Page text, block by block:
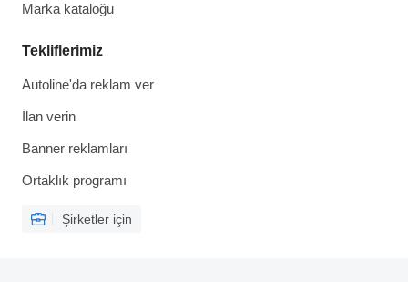
Marka kataloğu
Tekliflerimiz
Autoline'da reklam ver
İlan verin
Banner reklamları
Ortaklık programı
Şirketler için